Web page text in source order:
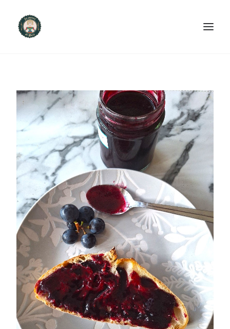
PRODUITS ET SERVICES
NOUS CONTACTER
RECETTES
FAQ
SEARCH